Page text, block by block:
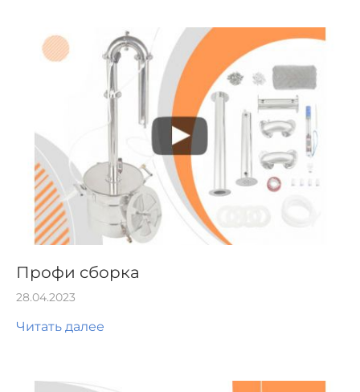
Профи сборка
28.04.2023
Читать далее